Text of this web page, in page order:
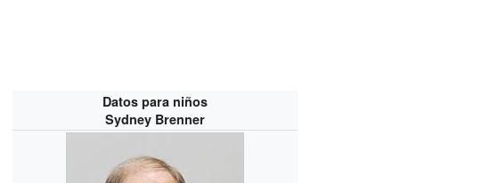
Datos para niños
Sydney Brenner